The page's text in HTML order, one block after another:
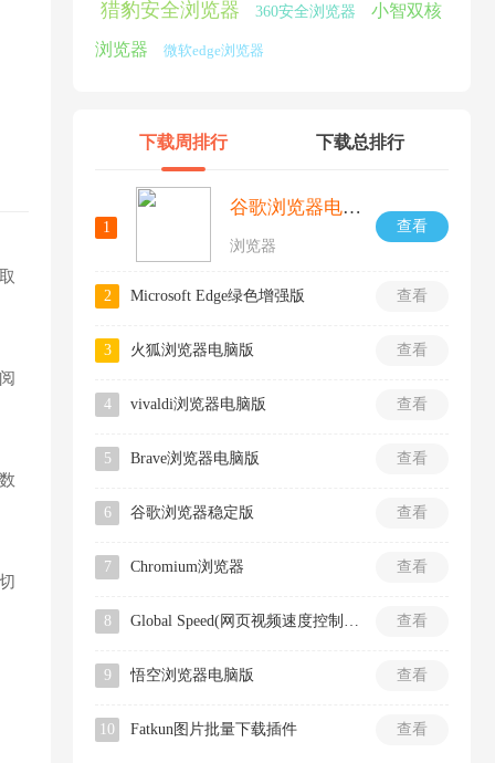
猎豹安全浏览器 360安全浏览器 小智双核
浏览器 微软edge浏览器
下载周排行 下载总排行
1 查看
谷歌浏览器电脑版
浏览器
2 查看
Microsoft Edge绿色增强版
3 查看
火狐浏览器电脑版
4 查看
vivaldi浏览器电脑版
5 查看
Brave浏览器电脑版
6 查看
谷歌浏览器稳定版
7 查看
Chromium浏览器
8 查看
Global Speed(网页视频速度控制插件)
9 查看
悟空浏览器电脑版
10 查看
Fatkun图片批量下载插件